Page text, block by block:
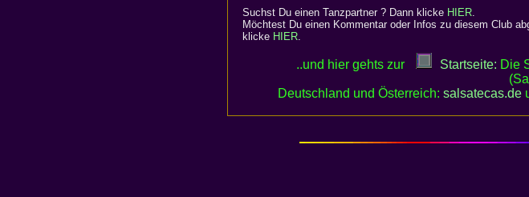
Suchst Du einen Tanzpartner ? Dann klicke HIER.
Möchtest Du einen Kommentar oder Infos zu diesem Club
klicke HIER.
..und hier gehts zur Startseite: Die
Deutschland und Österreich: salsatecas.de